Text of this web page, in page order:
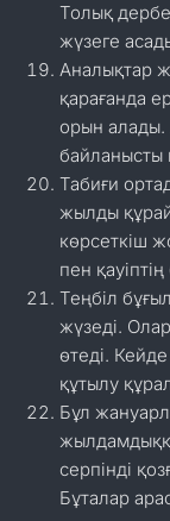
Толық
жүзеге
Аналықтар
қарағанда
орын алады.
байланысты
Табиғи
жылды
көрсеткіш
пен
Теңбіл
жүзеді.
өтеді. Кейде
құтылу
Бұл
серпінді
Бұталар